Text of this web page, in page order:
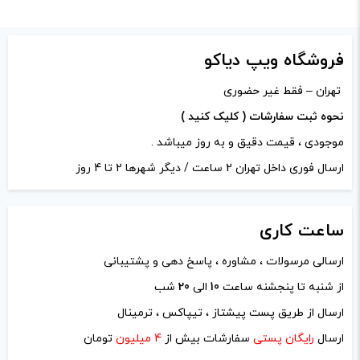
دیدگاه شما*
نام*
فروشگاه ویپ دیاکو
تهران – فقط غیر حضوری
نحوه ثبت سفارشات ( کلیک کنید )
موجودی ، قیمت دقیق و به روز میباشد .
ارسال فوری داخل تهران 2 ساعت / دیگر شهرها 2 تا 4 روز
ساعت کاری
ارسالی مرسولات ، مشاوره ، پاسخ دهی و پشتیبانی
از شنبه تا پنجشنه ساعت 10 الی 20 شب
ارسال از طریق پست پیشتاز ، تیپاکس ، ترمینال
ارسال رایگان پستی سفارشات بیش از 4 میلیون تومان